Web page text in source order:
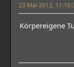
23 Mai 2012,
Körpereigene